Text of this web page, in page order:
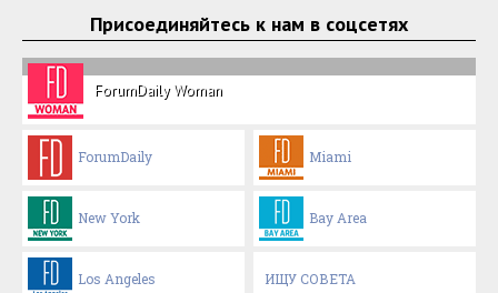
Присоединяйтесь к нам в соцсетях
ForumDaily Woman
ForumDaily Miami
New York Bay Area
Los Angeles ИЩУ СОВЕТА